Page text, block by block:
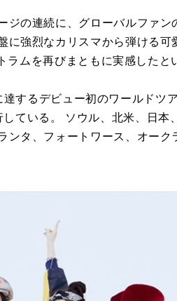
ジの連続に、グローバルファ
強烈なカリスマから弾ける可
ムを再びまともに実感したと
するデビュー初のワールド
ている。 ソウル、北米、日本
ンタ、フォートワース、オー